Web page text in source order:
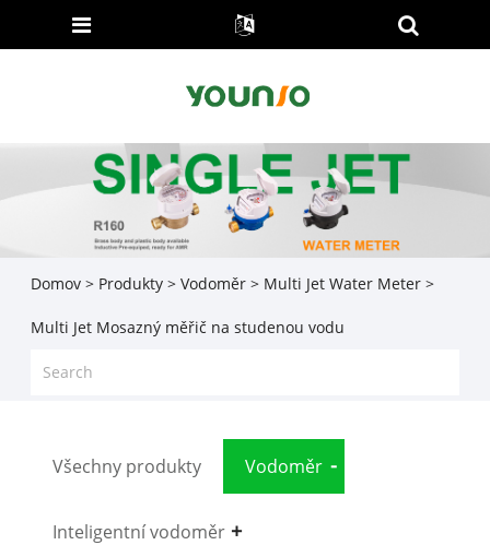
Domov > Produkty> Vodoměr> Multi Jet Water Meter>
Multi Jet Mosazný měřič na studenou vodu
Všechny produkty Vodoměr
Inteligentní vodoměr